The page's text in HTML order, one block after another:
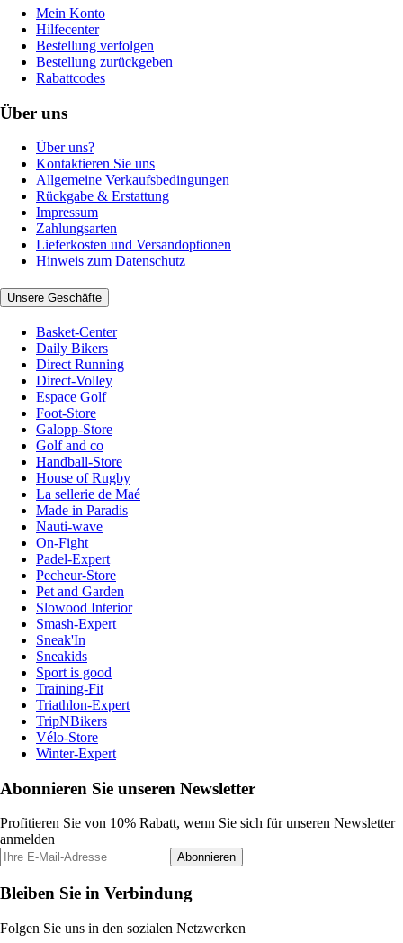
Mein Konto
Hilfecenter
Bestellung verfolgen
Bestellung zurückgeben
Rabattcodes
Über uns
Über uns?
Kontaktieren Sie uns
Allgemeine Verkaufsbedingungen
Rückgabe & Erstattung
Impressum
Zahlungsarten
Lieferkosten und Versandoptionen
Hinweis zum Datenschutz
Unsere Geschäfte
Basket-Center
Daily Bikers
Direct Running
Direct-Volley
Espace Golf
Foot-Store
Galopp-Store
Golf and co
Handball-Store
House of Rugby
La sellerie de Maé
Made in Paradis
Nauti-wave
On-Fight
Padel-Expert
Pecheur-Store
Pet and Garden
Slowood Interior
Smash-Expert
Sneak'In
Sneakids
Sport is good
Training-Fit
Triathlon-Expert
TripNBikers
Vélo-Store
Winter-Expert
Abonnieren Sie unseren Newsletter
Profitieren Sie von 10% Rabatt, wenn Sie sich für unseren Newsletter
anmelden
Abonnieren
Bleiben Sie in Verbindung
Folgen Sie uns in den sozialen Netzwerken